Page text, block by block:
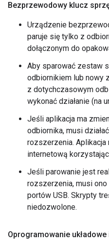
Bezprzewodowy klucz
Urządzenie
paruje się tylko z
dołączonym do
Aby sparować zestaw
odbiornikiem lub nowy
z dotychczasowym
wykonać działanie (na
Jeśli aplikacja ma
odbiornika, musi
rozszerzenia. Aplikacja
internetową
Jeśli parowanie jest
rozszerzenia, musi ono
portów USB. Skrypty
niedozwolone.
Oprogramowanie układowe